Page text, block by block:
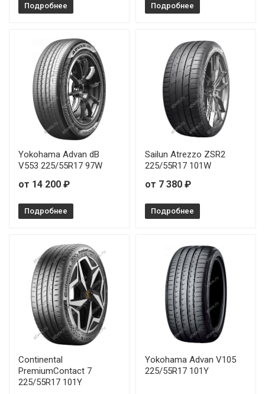
Подробнее Подробнее
Yokohama Advan dB
V553 225/55R17 97W
от 14 200 ₽
Подробнее
Sailun Atrezzo ZSR2
225/55R17 101W
от 7 380 ₽
Подробнее
Continental
PremiumContact 7
225/55R17 101Y
Yokohama Advan V105
225/55R17 101Y